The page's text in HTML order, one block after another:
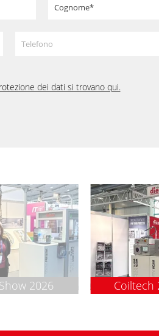
dei dati si trovano qui.
Coiltech
2026